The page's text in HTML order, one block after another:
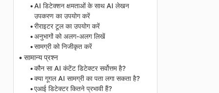
AI डिटेक्शन क्षमताओं के साथ AI लेखन
उपकरण का उपयोग करें
रीराइटर टूल का उपयोग करें
अनुभागों को अलग-अलग लिखें
सामग्री को निजीकृत करें
सामान्य प्रश्न
कौन सा AI कंटेंट डिटेक्टर सर्वोत्तम है?
क्या गूगल AI सामग्री का पता लगा सकता है?
एआई डिटेक्टर कितने प्रभावी हैं?